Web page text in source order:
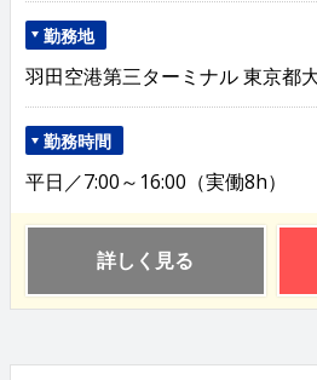
勤務地
羽田空港第三ターミナル 東京都
勤務時間
平日／7:00～16:00（実働8h）
詳しく見る